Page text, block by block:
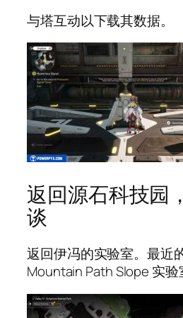
与塔互动以下载其数据。
返回源石科技园
谈
返回伊冯的实验室。最近
Mountain Path Slope 实验